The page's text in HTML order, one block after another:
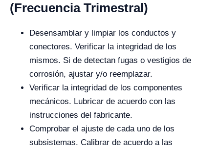
(Frecuencia Trimestral)
Desensamblar y limpiar los conductos y
conectores. Verificar la integridad de los
mismos. Si de detectan fugas o vestigios de
corrosión, ajustar y/o reemplazar.
Verificar la integridad de los componentes
mecánicos. Lubricar de acuerdo con las
instrucciones del fabricante.
Comprobar el ajuste de cada uno de los
subsistemas. Calibrar de acuerdo a las